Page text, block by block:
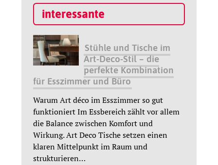
interessante
Stühle und Tische im
Art-Deco-Stil – die
perfekte Kombination
für Esszimmer und Büro
Warum Art déco im Esszimmer so gut
funktioniert Im Essbereich zählt vor allem
die Balance zwischen Komfort und
Wirkung. Art Deco Tische setzen einen
klaren Mittelpunkt im Raum und
strukturieren…